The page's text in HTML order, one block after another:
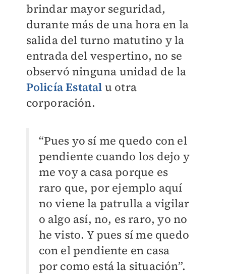
brindar mayor seguridad,
durante más de una hora en la
salida del turno matutino y la
entrada del vespertino, no se
observó ninguna unidad de la
Policía Estatal u otra
corporación.
“Pues yo sí me quedo con el
pendiente cuando los dejo y
me voy a casa porque es
raro que, por ejemplo aquí
no viene la patrulla a vigilar
o algo así, no, es raro, yo no
he visto. Y pues sí me quedo
con el pendiente en casa
por como está la situación”.